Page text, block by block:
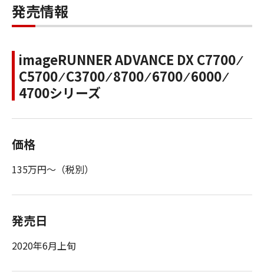
発売情報
imageRUNNER ADVANCE DX C7700 ⁄
C5700 ⁄ C3700 ⁄ 8700 ⁄ 6700 ⁄ 6000 ⁄
4700シリーズ
価格
135万円～（税別）
発売日
2020年6月上旬